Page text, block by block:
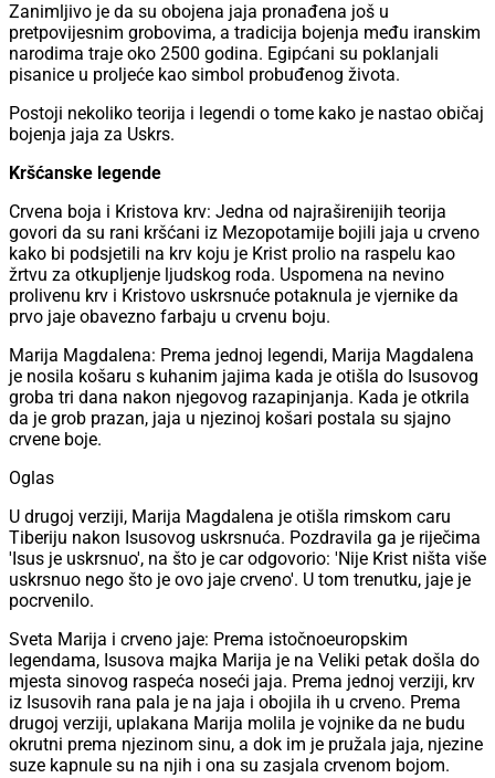
Zanimljivo je da su obojena jaja pronađena još u
pretpovijesnim grobovima, a tradicija bojenja među iranskim
narodima traje oko 2500 godina. Egipćani su poklanjali
pisanice u proljeće kao simbol probuđenog života.
Postoji nekoliko teorija i legendi o tome kako je nastao običaj
bojenja jaja za Uskrs.
Kršćanske legende
Crvena boja i Kristova krv: Jedna od najraširenijih teorija
govori da su rani kršćani iz Mezopotamije bojili jaja u crveno
kako bi podsjetili na krv koju je Krist prolio na raspelu kao
žrtvu za otkupljenje ljudskog roda. Uspomena na nevino
prolivenu krv i Kristovo uskrsnuće potaknula je vjernike da
prvo jaje obavezno farbaju u crvenu boju.
Marija Magdalena: Prema jednoj legendi, Marija Magdalena
je nosila košaru s kuhanim jajima kada je otišla do Isusovog
groba tri dana nakon njegovog razapinjanja. Kada je otkrila
da je grob prazan, jaja u njezinoj košari postala su sjajno
crvene boje.
Oglas
U drugoj verziji, Marija Magdalena je otišla rimskom caru
Tiberiju nakon Isusovog uskrsnuća. Pozdravila ga je riječima
'Isus je uskrsnuo', na što je car odgovorio: 'Nije Krist ništa više
uskrsnuo nego što je ovo jaje crveno'. U tom trenutku, jaje je
pocrvenilo.
Sveta Marija i crveno jaje: Prema istočnoeuropskim
legendama, Isusova majka Marija je na Veliki petak došla do
mjesta sinovog raspeća noseći jaja. Prema jednoj verziji, krv
iz Isusovih rana pala je na jaja i obojila ih u crveno. Prema
drugoj verziji, uplakana Marija molila je vojnike da ne budu
okrutni prema njezinom sinu, a dok im je pružala jaja, njezine
suze kapnule su na njih i ona su zasjala crvenom bojom.